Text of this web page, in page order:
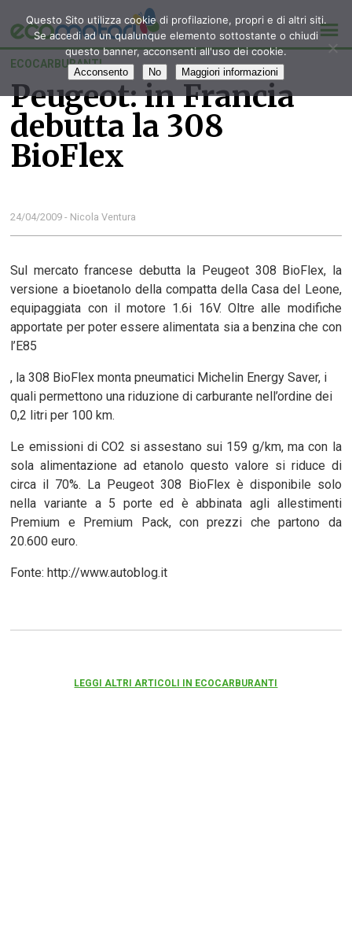
ECOCARBURANTI
Peugeot: in Francia
debutta la 308
BioFlex
24/04/2009 - Nicola Ventura
Sul mercato francese debutta la Peugeot 308 BioFlex, la
versione a bioetanolo della compatta della Casa del Leone,
equipaggiata con il motore 1.6i 16V. Oltre alle modifiche
apportate per poter essere alimentata sia a benzina che con
l’E85
, la 308 BioFlex monta pneumatici Michelin Energy Saver, i
quali permettono una riduzione di carburante nell’ordine dei
0,2 litri per 100 km.
Le emissioni di CO2 si assestano sui 159 g/km, ma con la
sola alimentazione ad etanolo questo valore si riduce di
circa il 70%. La Peugeot 308 BioFlex è disponibile solo
nella variante a 5 porte ed è abbinata agli allestimenti
Premium e Premium Pack, con prezzi che partono da
20.600 euro.
Fonte: http://www.autoblog.it
LEGGI ALTRI ARTICOLI IN ECOCARBURANTI
Questo Sito utilizza cookie di profilazione, propri e di altri siti.
Se accedi ad un qualunque elemento sottostante o chiudi
questo banner, acconsenti all'uso dei cookie.
Acconsento No Maggiori informazioni